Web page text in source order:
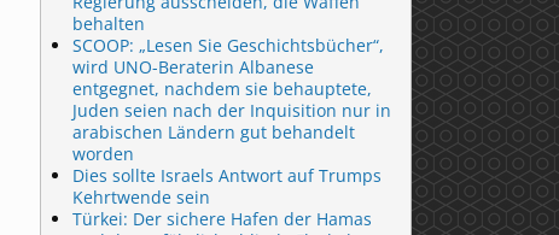
behalten
SCOOP: „Lesen Sie Geschichtsbücher“,
wird UNO-Beraterin Albanese
entgegnet, nachdem sie behauptete,
Juden seien nach der Inquisition nur in
arabischen Ländern gut behandelt
worden
Dies sollte Israels Antwort auf Trumps
Kehrtwende sein
Türkei: Der sichere Hafen der Hamas